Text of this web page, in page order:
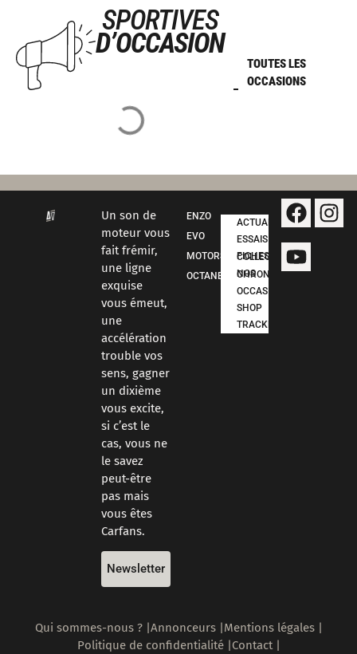
SPORTIVES
D’OCCASION
TOUTES LES
OCCASIONS
Un son de
moteur vous
fait frémir,
une ligne
exquise
vous émeut,
une
accélération
trouble vos
sens, gagner
un dixième
vous excite,
si c’est le
cas, vous ne
le savez
peut-être
pas mais
vous êtes
Carfans.
Newsletter
ENZO
EVO
MOTORSPORT
OCTANE
ACTUALITÉS
ESSAIS
FICHES COLLECTION
NOS CHRONOS
OCCASIONS
SHOP
TRACKDAYS
Qui sommes-nous ? |Annonceurs |Mentions légales |
Politique de confidentialité |Contact |